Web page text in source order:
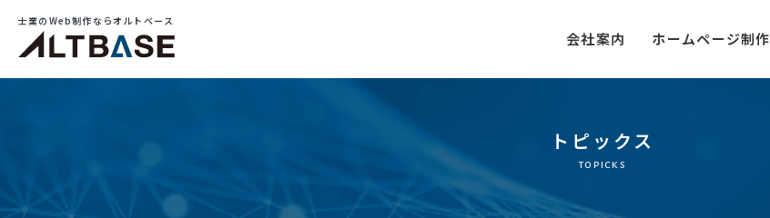
士業のWeb制作ならオルトベース
会社案内 ホームページ制作
トピックス
topicks